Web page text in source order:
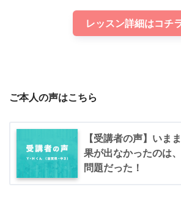
レッスン詳細はコチ
ご本人の声はこちら
【受講者の声】いま
果が出なかったのは
問題だった！